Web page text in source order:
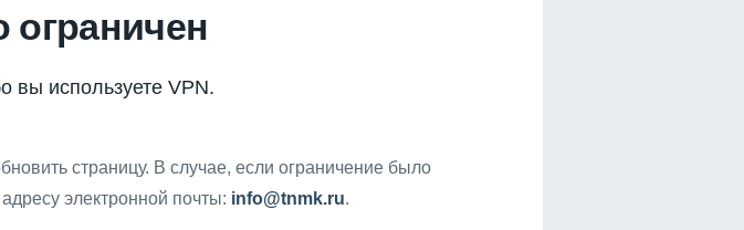
ограничен
вы используете VPN.
страницу. В случае, если ограничение было
электронной почты: info@tnmk.ru.